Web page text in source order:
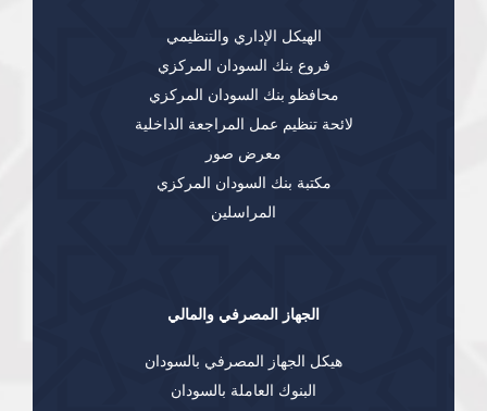
الهيكل الإداري والتنظيمي
فروع بنك السودان المركزي
محافظو بنك السودان المركزي
لائحة تنظيم عمل المراجعة الداخلية
معرض صور
مكتبة بنك السودان المركزي
المراسلين
الجهاز المصرفي والمالي
هيكل الجهاز المصرفي بالسودان
البنوك العاملة بالسودان